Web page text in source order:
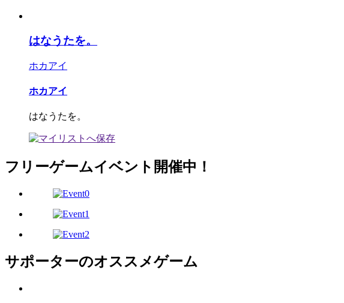
はなうたを。
ホカアイ
ホカアイ
はなうたを。
フリーゲームイベント開催中！
サポーターのオススメゲーム